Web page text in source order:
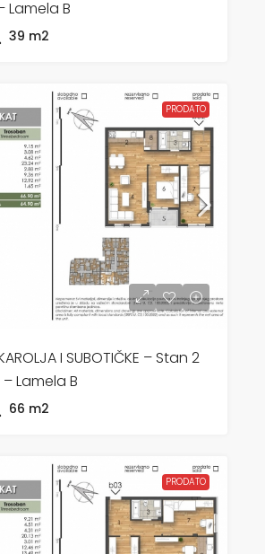
Lamela B
39 m2
PRODATO
I SUBOTIČKE – Stan 2
Lamela B
66 m2
PRODATO